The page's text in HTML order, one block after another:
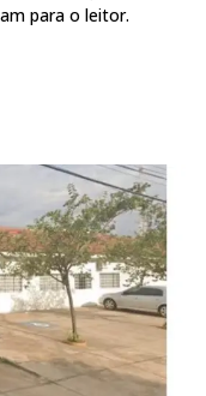
para o leitor.